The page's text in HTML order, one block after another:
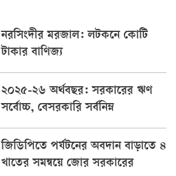
নরসিংদীর মরজাল: লটকনে কোটি
টাকার বাণিজ্য
২০২৫-২৬ অর্থবছর: সরকারের ঋণ
সর্বোচ্চ, বেসরকারি সর্বনিম্ন
জিডিপিতে পর্যটনের অবদান বাড়াতে ৪
খাতের সমন্বয়ে জোর সরকারের